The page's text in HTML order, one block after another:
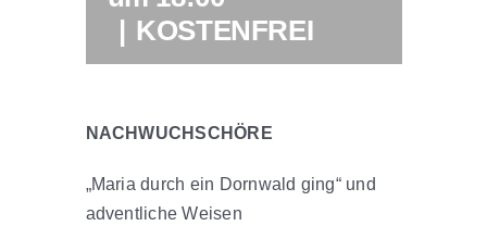
| KOSTENFREI
NACHWUCHSCHÖRE
„Maria durch ein Dornwald ging“ und
adventliche Weisen